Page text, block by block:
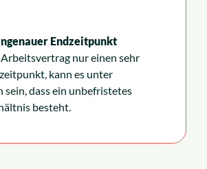
Endzeitpunkt
nur einen sehr
kann es unter
sein, dass ein unbefristetes
besteht.